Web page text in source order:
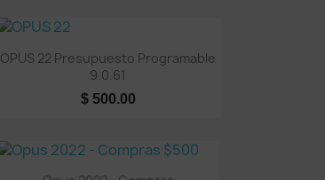
Vista rápida
OPUS 22 Presupuesto Programable
9.0.61
$ 500.00